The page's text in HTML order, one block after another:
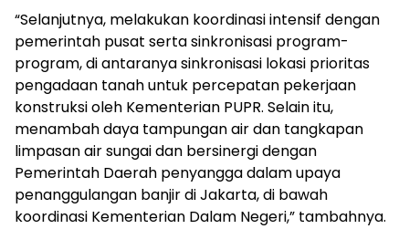
“Selanjutnya, melakukan koordinasi intensif dengan
pemerintah pusat serta sinkronisasi program-
program, di antaranya sinkronisasi lokasi prioritas
pengadaan tanah untuk percepatan pekerjaan
konstruksi oleh Kementerian PUPR. Selain itu,
menambah daya tampungan air dan tangkapan
limpasan air sungai dan bersinergi dengan
Pemerintah Daerah penyangga dalam upaya
penanggulangan banjir di Jakarta, di bawah
koordinasi Kementerian Dalam Negeri,” tambahnya.